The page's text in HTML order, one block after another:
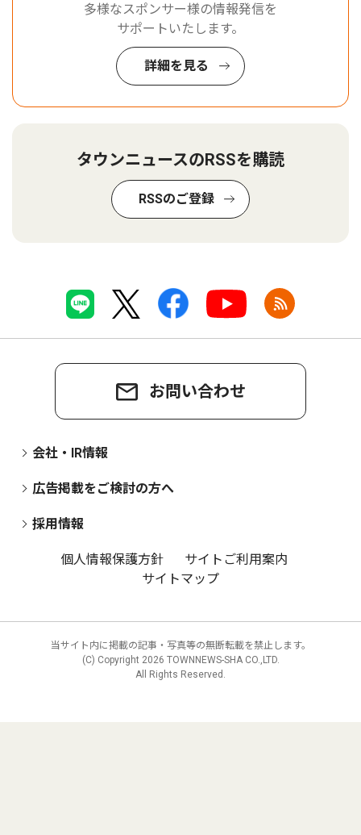
多様なスポンサー様の情報発信を
サポートいたします。
詳細を見る
タウンニュースのRSSを購読
RSSのご登録
お問い合わせ
会社・IR情報
広告掲載をご検討の方へ
採用情報
個人情報保護方針
サイトご利用案内
サイトマップ
当サイト内に掲載の記事・写真等の無断転載を禁止します。
(C) Copyright 2026 TOWNNEWS-SHA CO.,LTD.
All Rights Reserved.